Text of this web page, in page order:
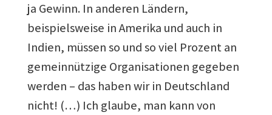
ja Gewinn. In anderen Ländern,
beispielsweise in Amerika und auch in
Indien, müssen so und so viel Prozent an
gemeinnützige Organisationen gegeben
werden – das haben wir in Deutschland
nicht! (…) Ich glaube, man kann von